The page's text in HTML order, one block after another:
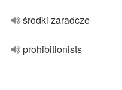
środki zaradcze
prohibitionists